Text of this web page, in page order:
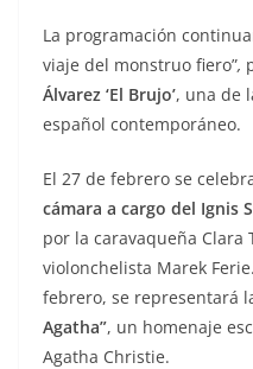
La programación
viaje del monstruo fiero”,
Álvarez ‘El Brujo’, una de
español contemporáneo.
El 27 de febrero se
cámara a cargo del Ignis
por la caravaqueña Clara
violonchelista Marek
febrero, se representará
Agatha”, un homenaje
Agatha Christie.